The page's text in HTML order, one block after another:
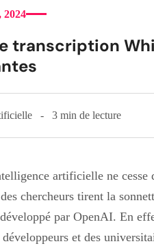
2024
transcription
3 min de lecture
artificielle ne cesse
chercheurs tirent la
par OpenAI. En
et des